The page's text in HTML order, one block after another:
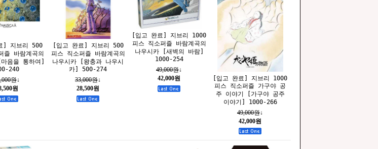
] 지브리 500
즐 바람계곡의
음을 통하여]
240
원↓
원
[입고 완료] 지브리 500
피스 직소퍼즐 바람계곡의
나우시카 [왕충과 나우시
카] 500-274
33,000원↓
28,500원
[입고 완료] 지브리 1000
피스 직소퍼즐 바람계곡의
나우시카 [새벽의 바람]
1000-254
49,000원↓
42,000원
[입고 완료] 지브리 1000
피스 직소퍼즐 가구야 공
주 이야기 [가구야 공주
이야기] 1000-266
49,000원↓
42,000원